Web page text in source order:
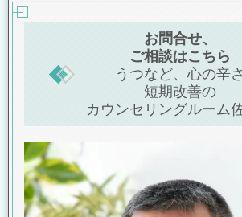
お問合せ、
ご相談はこちら
うつなど、心の辛さ
短期改善の
カウンセリングルーム